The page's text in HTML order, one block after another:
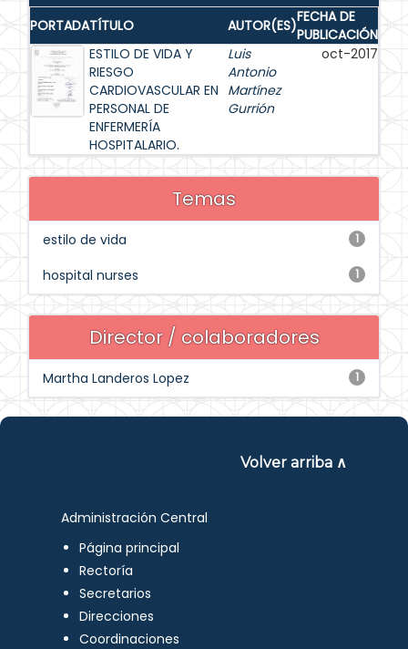
PORTADATÍTULO AUTOR(ES)FECHA DE
PUBLICACIÓN
ESTILO DE VIDA Y
RIESGO
CARDIOVASCULAR EN
PERSONAL DE
ENFERMERÍA
HOSPITALARIO.
Luis
Antonio
Martínez
Gurrión
oct-2017
Temas
1
estilo de vida
1
hospital nurses
Director / colaboradores
1
Martha Landeros Lopez
Volver arriba ∧
Administración Central
Página principal
Rectoría
Secretarios
Direcciones
Coordinaciones